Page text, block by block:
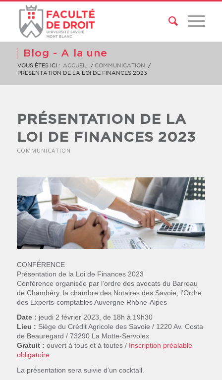
Blog - A la une
VOUS ÊTES ICI : ACCUEIL / COMMUNICATION
/
PRÉSENTATION DE LA LOI DE FINANCES 2023
PRÉSENTATION DE LA
LOI DE FINANCES 2023
COMMUNICATION
CONFÉRENCE
Présentation de la Loi de Finances 2023
Conférence organisée par l’ordre des avocats du Barreau
de Chambéry, la chambre des Notaires des Savoie, l’Ordre
des Experts-comptables Auvergne Rhône-Alpes
Date : jeudi 2 février 2023, de 18h à 19h30
Lieu : Siège du Crédit Agricole des Savoie / 1220 Av. Costa
de Beauregard / 73290 La Motte-Servolex
Gratuit : ouvert à tous et à toutes / Inscription préalable
obligatoire
La présentation sera suivie d’un cocktail.